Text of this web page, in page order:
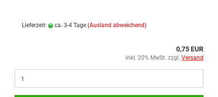
Lieferzeit: ca. 3-4 Tage (Ausland abweichend)
0,75 EUR
inkl. 20% MwSt. zzgl. Versand